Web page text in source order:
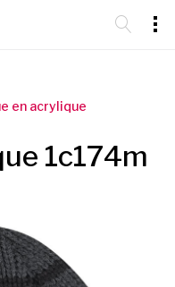
en acrylique
1c174m